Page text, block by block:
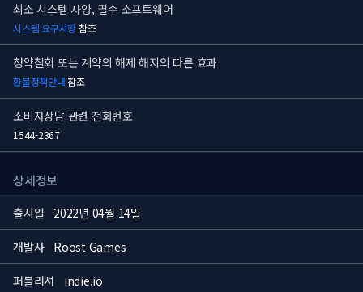
최소 시스템 사양, 필수 소프트웨어
시스템 요구사항참조
청약철회 또는 계약의 해제 해지의 따른 효과
환불정책안내참조
소비자상담 관련 전화번호
1544-2367
상세정보
출시일 2022년 04월 14일
개발사 Roost Games
퍼블리셔 indie.io